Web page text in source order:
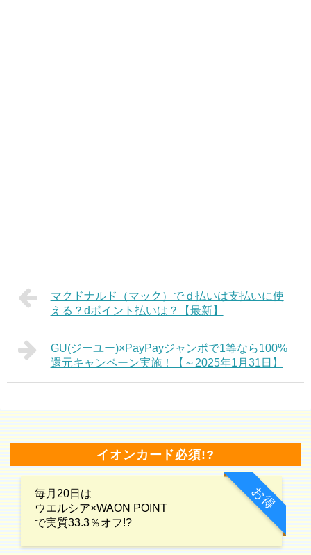
マクドナルド（マック）でｄ払いは支払いに使
える？dポイント払いは？【最新】
GU(ジーユー)×PayPayジャンボで1等なら100%
還元キャンペーン実施！【～2025年1月31日】
イオンカード必須!?
お得
毎月20日は
ウエルシア×WAON POINT
で実質33.3％オフ!?